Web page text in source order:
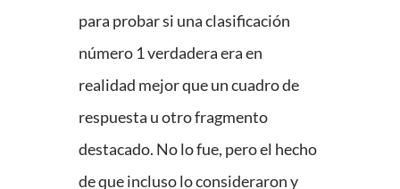
para probar si una clasificación
número 1 verdadera era en
realidad mejor que un cuadro de
respuesta u otro fragmento
destacado. No lo fue, pero el hecho
de que incluso lo consideraron y